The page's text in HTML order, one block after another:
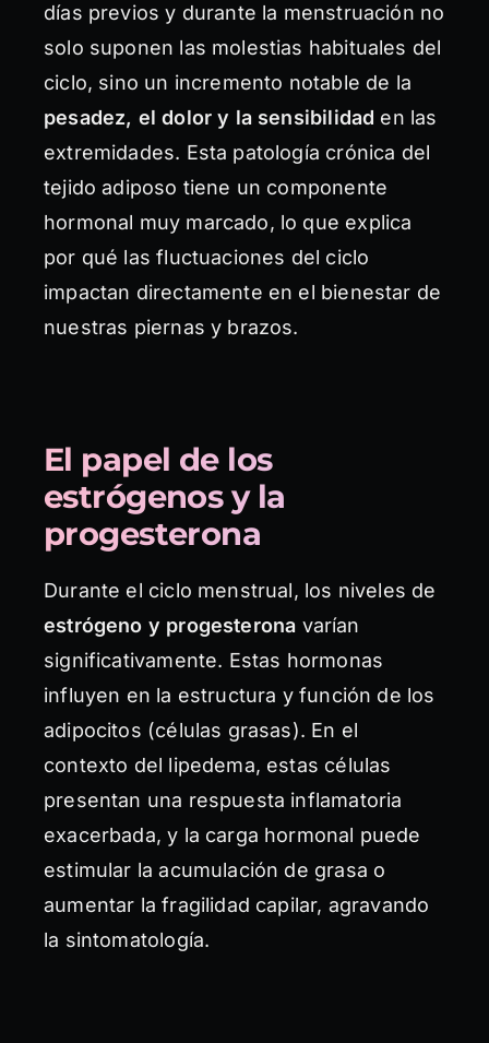
días previos y durante la menstruación no
solo suponen las molestias habituales del
ciclo, sino un incremento notable de la
pesadez, el dolor y la sensibilidad en las
extremidades. Esta patología crónica del
tejido adiposo tiene un componente
hormonal muy marcado, lo que explica
por qué las fluctuaciones del ciclo
impactan directamente en el bienestar de
nuestras piernas y brazos.
El papel de los
estrógenos y la
progesterona
Durante el ciclo menstrual, los niveles de
estrógeno y progesterona varían
significativamente. Estas hormonas
influyen en la estructura y función de los
adipocitos (células grasas). En el
contexto del lipedema, estas células
presentan una respuesta inflamatoria
exacerbada, y la carga hormonal puede
estimular la acumulación de grasa o
aumentar la fragilidad capilar, agravando
la sintomatología.